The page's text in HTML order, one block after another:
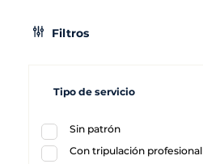
Filtros
Tipo de servicio
Sin patrón
Con tripulación profesional